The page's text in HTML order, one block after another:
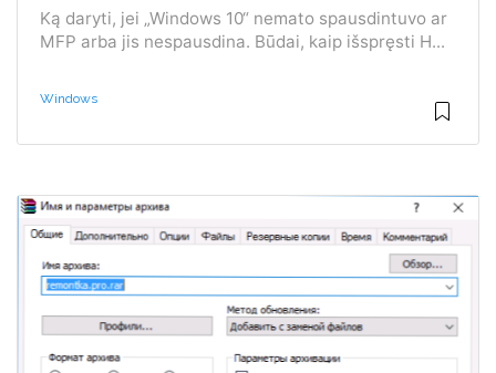
Ką daryti, jei „Windows 10“ nemato spausdintuvo ar
MFP arba jis nespausdina. Būdai, kaip išspręsti H...
Windows